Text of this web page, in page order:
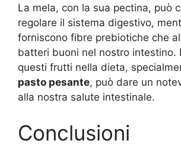
La mela, con la sua pectina, può
regolare il sistema digestivo,
forniscono fibre prebiotiche che
batteri buoni nel nostro intestino.
questi frutti nella dieta,
pasto pesante, può dare un
alla nostra salute intestinale.
Conclusioni